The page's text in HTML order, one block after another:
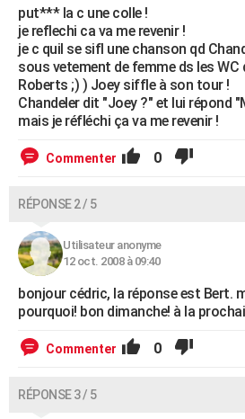
COPAINS D'AVANT
S'inscrire
Se connecter
Lycées
Collèges
Primaires
Universités
Entreprises
Service militaire
Avis de recherche
AVIS DE DÉCÈS
FORUM
Bricolage
Lifestyle
Culture
Auto
Television
Voyage
Cinema
put*** la c une colle !
je reflechi ca va me revenir !
je c quil se sifl une chanson qd
sous vetement de femme ds les
Roberts ;) ) Joey siffle à son tour !
Chandeler dit "Joey ?" et lui répond
mais je réfléchi ça va me revenir !
Commenter 0
RÉPONSE 2 / 5
Utilisateur anonyme
12 oct. 2008 à 09:40
bonjour cédric, la réponse est Bert.
pourquoi! bon dimanche! à la
Commenter 0
RÉPONSE 3 / 5